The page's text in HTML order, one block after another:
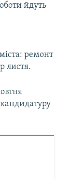
йдуть
ремонт
листя.